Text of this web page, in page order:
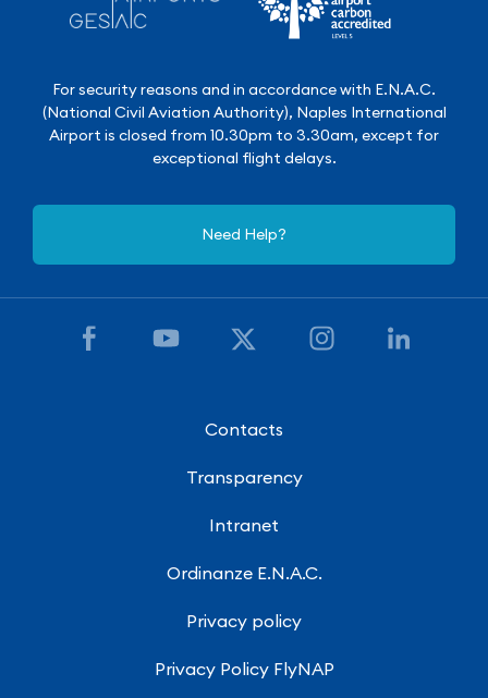
For security reasons and in accordance with E.N.A.C.
(National Civil Aviation Authority), Naples International
Airport is closed from 10.30pm to 3.30am, except for
exceptional flight delays.
Need Help?
Contacts
Transparency
Intranet
Ordinanze E.N.A.C.
Privacy policy
Privacy Policy FlyNAP